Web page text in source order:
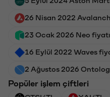
26 Nisan 2022
23 Ocak 2026 Neo fiyatı
16 Eylül 2022 Waves
2 Ağustos 2026
Popüler işlem çiftleri